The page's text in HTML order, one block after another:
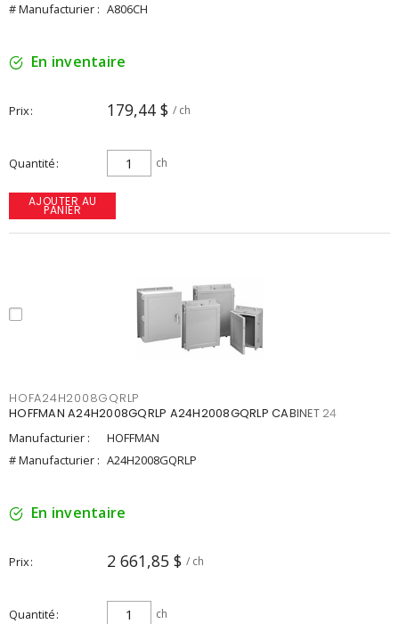
# Manufacturier : A806CH
En inventaire
Prix 179,44 $ / ch
Quantité ch
AJOUTER AU
PANIER
HOFA24H2008GQRLP
HOFFMAN A24H2008GQRLP A24H2008GQRLP CABINET 24
Manufacturier :
HOFFMAN
# Manufacturier : A24H2008GQRLP
En inventaire
Prix 2 661,85 $ / ch
Quantité ch